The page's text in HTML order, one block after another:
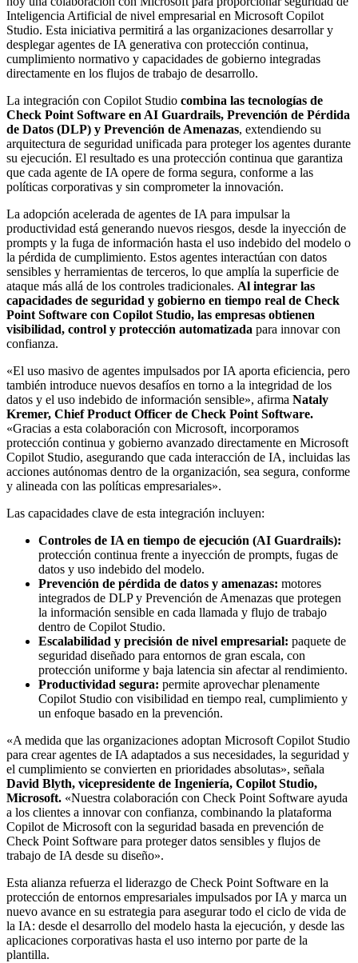
Inteligencia Artificial de nivel empresarial en Microsoft Copilot
Studio. Esta iniciativa permitirá a las organizaciones desarrollar y
desplegar agentes de IA generativa con protección continua,
cumplimiento normativo y capacidades de gobierno integradas
directamente en los flujos de trabajo de desarrollo.
La integración con Copilot Studio combina las tecnologías de
Check Point Software en AI Guardrails, Prevención de Pérdida
de Datos (DLP) y Prevención de Amenazas, extendiendo su
arquitectura de seguridad unificada para proteger los agentes durante
su ejecución. El resultado es una protección continua que garantiza
que cada agente de IA opere de forma segura, conforme a las
políticas corporativas y sin comprometer la innovación.
La adopción acelerada de agentes de IA para impulsar la
productividad está generando nuevos riesgos, desde la inyección de
prompts y la fuga de información hasta el uso indebido del modelo o
la pérdida de cumplimiento. Estos agentes interactúan con datos
sensibles y herramientas de terceros, lo que amplía la superficie de
ataque más allá de los controles tradicionales. Al integrar las
capacidades de seguridad y gobierno en tiempo real de Check
Point Software con Copilot Studio, las empresas obtienen
visibilidad, control y protección automatizada para innovar con
confianza.
«El uso masivo de agentes impulsados por IA aporta eficiencia, pero
también introduce nuevos desafíos en torno a la integridad de los
datos y el uso indebido de información sensible», afirma Nataly
Kremer, Chief Product Officer de Check Point Software.
«Gracias a esta colaboración con Microsoft, incorporamos
protección continua y gobierno avanzado directamente en Microsoft
Copilot Studio, asegurando que cada interacción de IA, incluidas las
acciones autónomas dentro de la organización, sea segura, conforme
y alineada con las políticas empresariales».
Las capacidades clave de esta integración incluyen:
Controles de IA en tiempo de ejecución (AI Guardrails):
protección continua frente a inyección de prompts, fugas de
datos y uso indebido del modelo.
Prevención de pérdida de datos y amenazas: motores
integrados de DLP y Prevención de Amenazas que protegen
la información sensible en cada llamada y flujo de trabajo
dentro de Copilot Studio.
Escalabilidad y precisión de nivel empresarial: paquete de
seguridad diseñado para entornos de gran escala, con
protección uniforme y baja latencia sin afectar al rendimiento.
Productividad segura: permite aprovechar plenamente
Copilot Studio con visibilidad en tiempo real, cumplimiento y
un enfoque basado en la prevención.
«A medida que las organizaciones adoptan Microsoft Copilot Studio
para crear agentes de IA adaptados a sus necesidades, la seguridad y
el cumplimiento se convierten en prioridades absolutas», señala
David Blyth, vicepresidente de Ingeniería, Copilot Studio,
Microsoft. «Nuestra colaboración con Check Point Software ayuda
a los clientes a innovar con confianza, combinando la plataforma
Copilot de Microsoft con la seguridad basada en prevención de
Check Point Software para proteger datos sensibles y flujos de
trabajo de IA desde su diseño».
Esta alianza refuerza el liderazgo de Check Point Software en la
protección de entornos empresariales impulsados por IA y marca un
nuevo avance en su estrategia para asegurar todo el ciclo de vida de
la IA: desde el desarrollo del modelo hasta la ejecución, y desde las
aplicaciones corporativas hasta el uso interno por parte de la
plantilla.